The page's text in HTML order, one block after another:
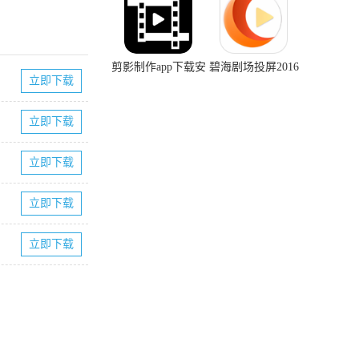
立即下载
立即下载
立即下载
立即下载
立即下载
剪影制作app下载安 碧海剧场投屏2016